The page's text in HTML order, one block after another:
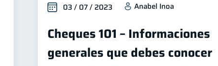
03 / 07 / 2023 Anabel Inoa
Cheques 101 – Informaciones
generales que debes conocer